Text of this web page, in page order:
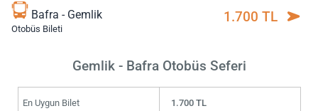
Bafra - Gemlik
Otobüs Bileti
1.700 TL
Gemlik - Bafra Otobüs Seferi
En Uygun Bilet 1.700 TL